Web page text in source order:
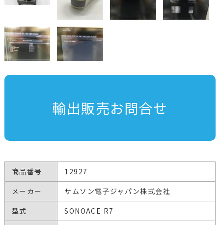
輸出販売お問合せ
商品番号
12927
メーカー
サムソン電子ジャパン株式会社
型式
SONOACE R7